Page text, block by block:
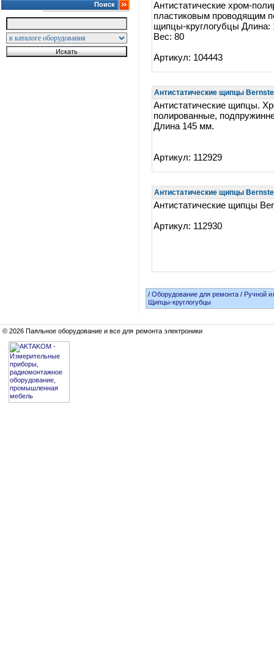
Поиск
Антистатические хром-
пластиковым проводящим
щипцы-круглогубцы Длина:
Вес: 80
Артикул: 104443
Антистатические щипцы
Антистатические щипцы.
полированные,
Длина 145 мм.
Артикул: 112929
Антистатические щипцы
Антистатические щипцы
Артикул: 112930
/Оборудование для ремонта / Ручной
Щипцы-круглогубцы
© 2026 Паяльное оборудование и все для ремонта электроники